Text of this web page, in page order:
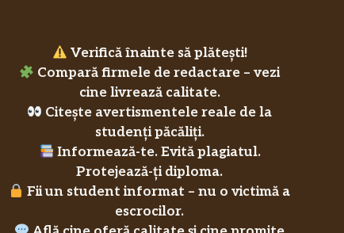
Verifică înainte să plătești!
Compară firmele de redactare – vezi
cine livrează calitate.
Citește avertismentele reale de la
studenți păcăliți.
Informează-te. Evită plagiatul.
Protejează-ți diploma.
Fii un student informat – nu o victimă a
escrocilor.